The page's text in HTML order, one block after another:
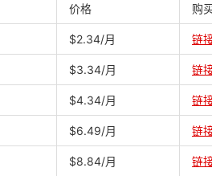
价格 购
$2.34/月 链
$3.34/月 链
$4.34/月 链
$6.49/月 链
$8.84/月 链